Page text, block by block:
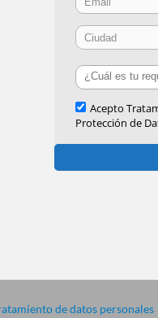
de datos personales